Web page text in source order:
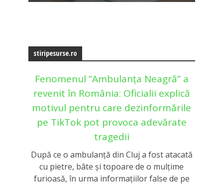
stiripesurse.ro
Fenomenul ”Ambulanța Neagră” a
revenit în România: Oficialii explică
motivul pentru care dezinformările
pe TikTok pot provoca adevărate
tragedii
După ce o ambulanță din Cluj a fost atacată
cu pietre, bâte și topoare de o mulțime
furioasă, în urma informațiilor false de pe